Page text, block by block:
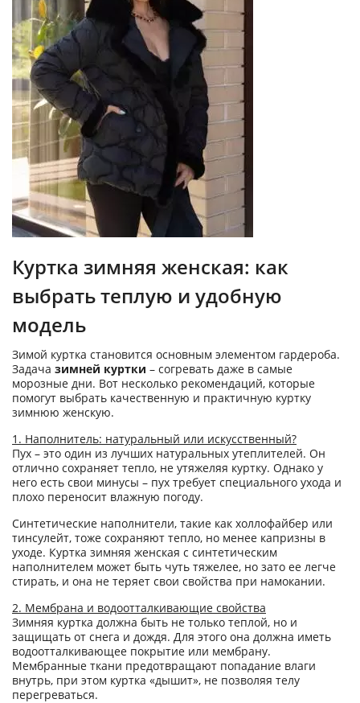
Куртка зимняя женская: как
выбрать теплую и удобную
модель
Зимой куртка становится основным элементом гардероба.
Задача зимней куртки – согревать даже в самые
морозные дни. Вот несколько рекомендаций, которые
помогут выбрать качественную и практичную куртку
зимнюю женскую.
1. Наполнитель: натуральный или искусственный?
Пух – это один из лучших натуральных утеплителей. Он
отлично сохраняет тепло, не утяжеляя куртку. Однако у
него есть свои минусы – пух требует специального ухода и
плохо переносит влажную погоду.
Синтетические наполнители, такие как холлофайбер или
тинсулейт, тоже сохраняют тепло, но менее капризны в
уходе. Куртка зимняя женская с синтетическим
наполнителем может быть чуть тяжелее, но зато ее легче
стирать, и она не теряет свои свойства при намокании.
2. Мембрана и водоотталкивающие свойства
Зимняя куртка должна быть не только теплой, но и
защищать от снега и дождя. Для этого она должна иметь
водоотталкивающее покрытие или мембрану.
Мембранные ткани предотвращают попадание влаги
внутрь, при этом куртка «дышит», не позволяя телу
перегреваться.